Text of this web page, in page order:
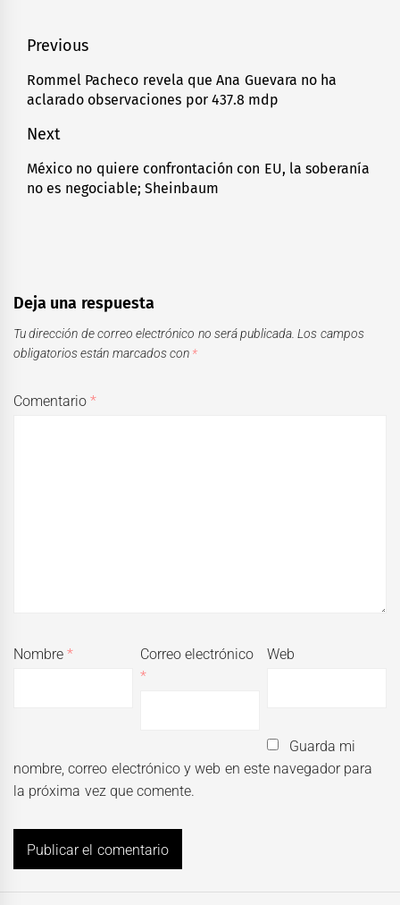
Navegación
de
entradas
Previous
Previous
post:
Rommel Pacheco revela que Ana Guevara no ha
aclarado observaciones por 437.8 mdp
Next
Next
post:
México no quiere confrontación con EU, la soberanía
no es negociable; Sheinbaum
Deja una respuesta
Tu dirección de correo electrónico no será publicada. Los campos
obligatorios están marcados con *
Comentario*
Nombre*
Correo electrónico
*
Web
Guarda mi
nombre, correo electrónico y web en este navegador para
la próxima vez que comente.